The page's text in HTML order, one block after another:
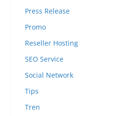
Press Release
Promo
Reseller Hosting
SEO Service
Social Network
Tips
Tren